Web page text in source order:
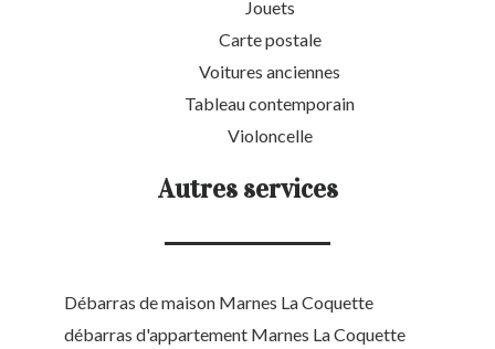
Jouets
Carte postale
Voitures anciennes
Tableau contemporain
Violoncelle
Autres services
Débarras de maison Marnes La Coquette
débarras d'appartement Marnes La Coquette